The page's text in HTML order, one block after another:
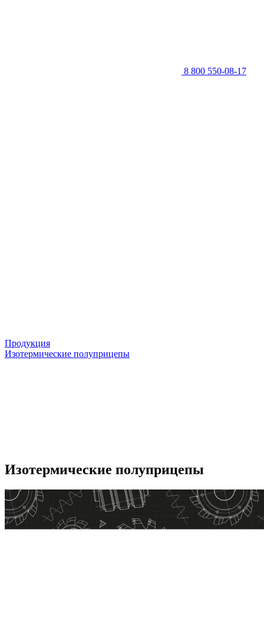
8 800 550-08-17
Продукция
Изотермические полуприцепы
Изотермические полуприцепы